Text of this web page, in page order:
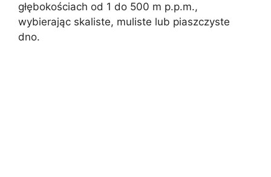
głębokościach od 1 do 500 m p.p.m.,
wybierając skaliste, muliste lub piaszczyste
dno.